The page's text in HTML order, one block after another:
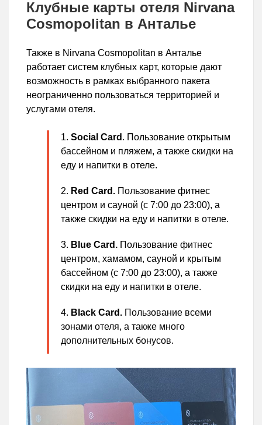
Клубные карты отеля Nirvana
Cosmopolitan в Анталье
Также в Nirvana Cosmopolitan в Анталье
работает систем клубных карт, которые дают
возможность в рамках выбранного пакета
неограниченно пользоваться территорией и
услугами отеля.
Social Card . Пользование открытым
бассейном и пляжем, а также скидки на
еду и напитки в отеле.
Red Card. Пользование фитнес
центром и сауной (с 7:00 до 23:00), а
также скидки на еду и напитки в отеле.
Blue Card. Пользование фитнес
центром, хамамом, сауной и крытым
бассейном (с 7:00 до 23:00), а также
скидки на еду и напитки в отеле.
Black Card. Пользование всеми
зонами отеля, а также много
дополнительных бонусов.